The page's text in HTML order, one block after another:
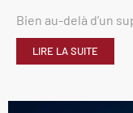
Bien au-delà d’un
LIRE LA SUITE